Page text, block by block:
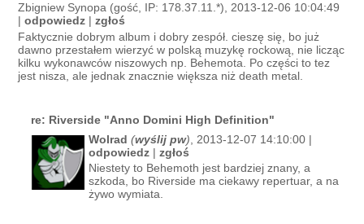
Zbigniew Synopa (gość, IP: 178.37.11.*), 2013-12-06 10:04:49
|odpowiedz |zgłoś
Faktycznie dobrym album i dobry zespół. cieszę się, bo już
dawno przestałem wierzyć w polską muzykę rockową, nie licząc
kilku wykonawców niszowych np. Behemota. Po części to tez
jest nisza, ale jednak znacznie większa niż death metal.
re: Riverside "Anno Domini High Definition"
Wolrad (wyślij pw) , 2013-12-07 14:10:00 |
odpowiedz| zgłoś
Niestety to Behemoth jest bardziej znany, a
szkoda, bo Riverside ma ciekawy repertuar, a na
żywo wymiata.